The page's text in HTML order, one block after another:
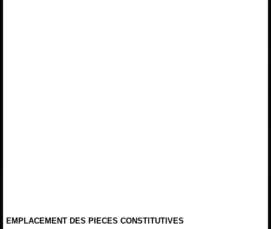
EMPLACEMENT DES PIECES CONSTITUTIVES